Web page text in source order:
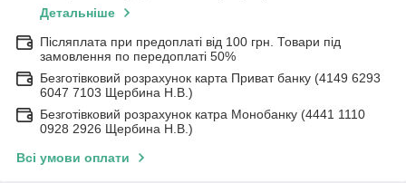
Детальніше
Післяплата при предоплаті від 100 грн. Товари під
замовлення по передоплаті 50%
Безготівковий розрахунок карта Приват банку (4149 6293
6047 7103 Щербина Н.В.)
Безготівковий розрахунок катра Монобанку (4441 1110
0928 2926 Щербина Н.В.)
Всі умови оплати